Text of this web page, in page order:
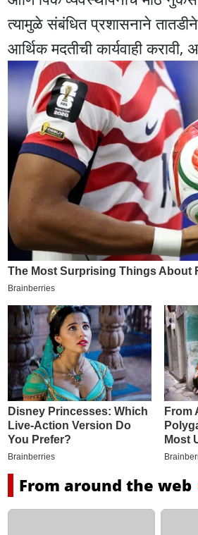
त्यामुळे संबंधित प्रशासनाने
आर्थिक मदतीची कार्यवाही
From around the web